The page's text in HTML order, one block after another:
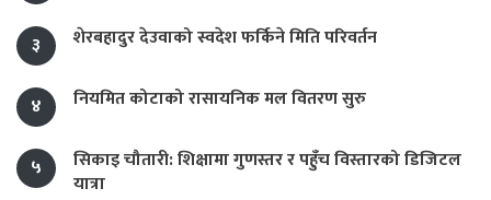
३ शेरबहादुर देउवाको स्वदेश फर्किने मिति परिवर्तन
४ नियमित कोटाको रासायनिक मल वितरण सुरु
५
सिकाइ चौतारी: शिक्षामा गुणस्तर र पहुँच विस्तारको डिजिटल
यात्रा